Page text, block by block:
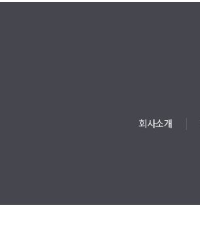
회사소개